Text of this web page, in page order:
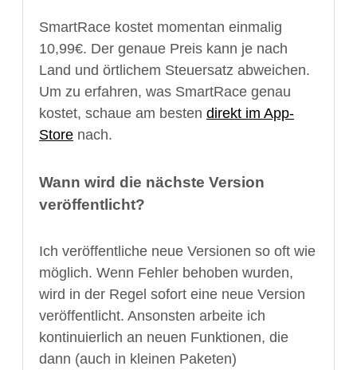
SmartRace kostet momentan einmalig
10,99€. Der genaue Preis kann je nach
Land und örtlichem Steuersatz abweichen.
Um zu erfahren, was SmartRace genau
kostet, schaue am besten direkt im App-
Store nach.
Wann wird die nächste Version
veröffentlicht?
Ich veröffentliche neue Versionen so oft wie
möglich. Wenn Fehler behoben wurden,
wird in der Regel sofort eine neue Version
veröffentlicht. Ansonsten arbeite ich
kontinuierlich an neuen Funktionen, die
dann (auch in kleinen Paketen)